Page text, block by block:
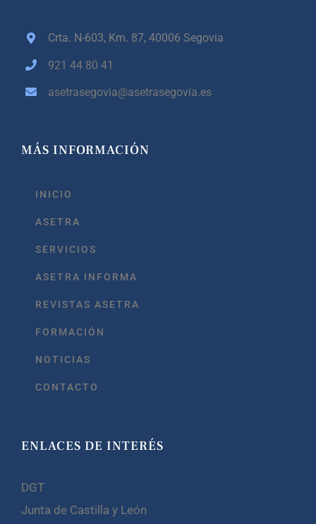
Crta. N-603, Km. 87,40006 Segovia
921 44 80 41
asetrasegovia@asetrasegovia.es
MÁS INFORMACIÓN
INICIO
ASETRA
SERVICIOS
ASETRA INFORMA
REVISTAS ASETRA
FORMACIÓN
NOTICIAS
CONTACTO
ENLACES DE INTERÉS
DGT
Junta de Castilla y León